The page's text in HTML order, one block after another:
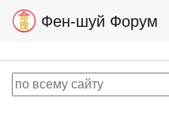
Фен-шуй Форум